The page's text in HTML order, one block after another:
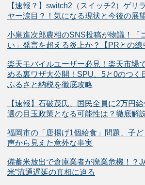
【速報？】switch2（スイッチ2）ゲリ
ヤー涙目？！気になる現状と今後の展
小泉進次郎農相のSNS投稿が物議！「
い」発言を超える炎上か？【PRとの線
楽天モバイルユーザー必見！楽天市場
める裏ワザ大公開！SPU、5と0のつく
ふるさと納税を徹底攻略
【速報】石破茂氏、国民全員に2万円
選の目玉政策となる可能性は？徹底解
福岡市の「唐揚げ1個給食」問題、子
声から見えた意外な事実
備蓄米放出で倉庫業者が廃業危機！？
米”流通遅延の真相に迫る